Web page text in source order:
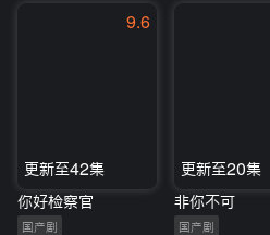
9.6
更新至42集
你好检察官
国产剧
更新至20集
非你不可
国产剧